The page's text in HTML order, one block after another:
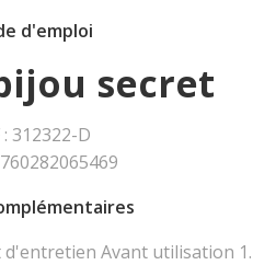
d'emploi
secret
: 312322-D
Avant utilisation 1.